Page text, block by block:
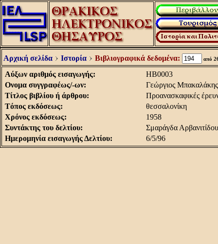
Αρχική σελίδα Ιστορία Βιβλιογραφικά δεδομένα: από
Aύξων αριθμός εισαγωγής:
HB0003
Oνομα συγγραφέως/-ων:
Γεώργιος Μπακαλάκης
Tίτλος βιβλίου ή άρθρου:
Προανασκαφικές
Tόπος εκδόσεως:
θεσσαλονίκη
Xρόνος εκδόσεως:
1958
Συντάκτης του δελτίου:
Σμαράγδα Αρβανιτίδου
Hμερομηνία εισαγωγής Δελτίου:
6/5/96